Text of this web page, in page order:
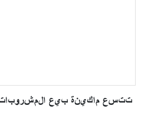
تتسع ماكينة بيع